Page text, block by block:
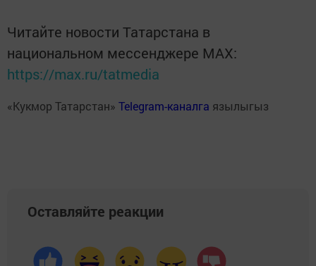
Читайте новости Татарстана в
национальном мессенджере MАХ:
https://max.ru/tatmedia
«Кукмор Татарстан» Telegram-каналга язылыгыз
Оставляйте реакции